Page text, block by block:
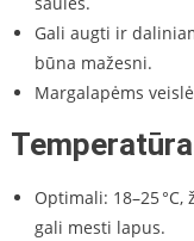
Gali augti ir
būna mažesni.
Margalapėms
Temperatūra
Optimali: 18–25
gali mesti lapus.